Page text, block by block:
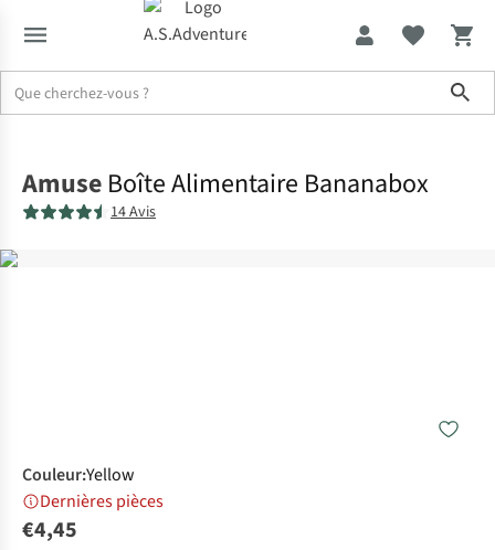
Amuse Boîte Alimentaire Bananabox
14 Avis
Couleur:Yellow
Dernières pièces
€4,45